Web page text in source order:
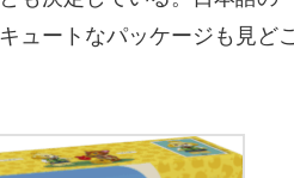
ュートなパッケージも見ど